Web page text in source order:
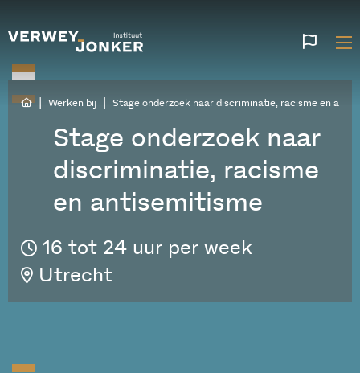
Werken bij Stage onderzoek naar discriminatie, racisme en
Stage onderzoek naar
discriminatie, racisme
en antisemitisme
16 tot 24 uur per week
Utrecht